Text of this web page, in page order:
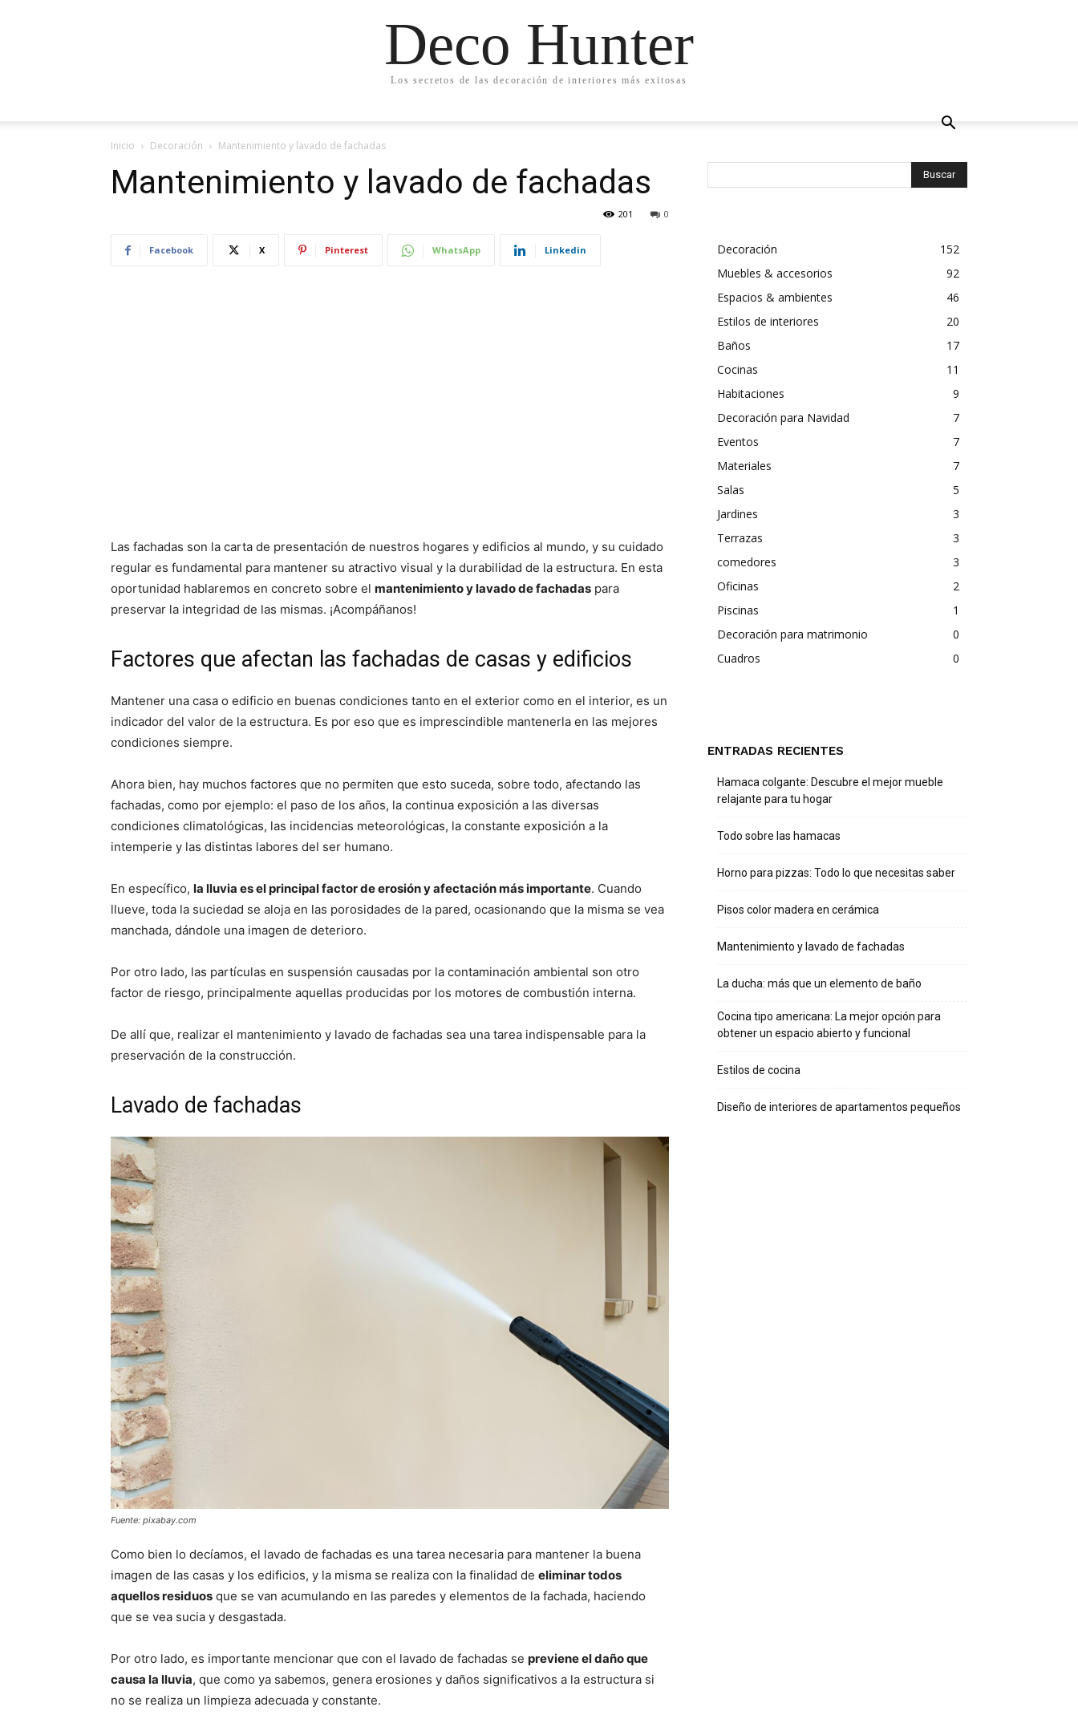
Deco Hunter
Los secretos de las decoración de interiores más exitosas
Inicio Decoración Mantenimiento y lavado de fachadas
Mantenimiento y lavado de fachadas
0
201
Facebook X Pinterest WhatsApp Linkedin
Las fachadas son la carta de presentación de nuestros hogares y edificios al mundo, y su cuidado
regular es fundamental para mantener su atractivo visual y la durabilidad de la estructura. En esta
oportunidad hablaremos en concreto sobre el mantenimiento y lavado de fachadas para
preservar la integridad de las mismas. ¡Acompáñanos!
Factores que afectan las fachadas de casas y edificios
Mantener una casa o edificio en buenas condiciones tanto en el exterior como en el interior, es un
indicador del valor de la estructura. Es por eso que es imprescindible mantenerla en las mejores
condiciones siempre.
Ahora bien, hay muchos factores que no permiten que esto suceda, sobre todo, afectando las
fachadas, como por ejemplo: el paso de los años, la continua exposición a las diversas
condiciones climatológicas, las incidencias meteorológicas, la constante exposición a la
intemperie y las distintas labores del ser humano.
En específico, la lluvia es el principal factor de erosión y afectación más importante. Cuando
llueve, toda la suciedad se aloja en las porosidades de la pared, ocasionando que la misma se vea
manchada, dándole una imagen de deterioro.
Por otro lado, las partículas en suspensión causadas por la contaminación ambiental son otro
factor de riesgo, principalmente aquellas producidas por los motores de combustión interna.
De allí que, realizar el mantenimiento y lavado de fachadas sea una tarea indispensable para la
preservación de la construcción.
Lavado de fachadas
Fuente: pixabay.com
Como bien lo decíamos, el lavado de fachadas es una tarea necesaria para mantener la buena
imagen de las casas y los edificios, y la misma se realiza con la finalidad de eliminar todos
aquellos residuos que se van acumulando en las paredes y elementos de la fachada, haciendo
que se vea sucia y desgastada.
Por otro lado, es importante mencionar que con el lavado de fachadas se previene el daño que
causa la lluvia, que como ya sabemos, genera erosiones y daños significativos a la estructura si
no se realiza un limpieza adecuada y constante.
Decoración
152
Muebles & accesorios
92
Espacios & ambientes
46
Estilos de interiores
20
Baños
17
Cocinas
11
Habitaciones
9
Decoración para Navidad
7
Eventos
7
Materiales
7
Salas
5
Jardines
3
Terrazas
3
comedores
3
Oficinas
2
Piscinas
1
Decoración para matrimonio
0
Cuadros
0
ENTRADAS RECIENTES
Hamaca colgante: Descubre el mejor mueble
relajante para tu hogar
Todo sobre las hamacas
Horno para pizzas: Todo lo que necesitas saber
Pisos color madera en cerámica
Mantenimiento y lavado de fachadas
La ducha: más que un elemento de baño
Cocina tipo americana: La mejor opción para
obtener un espacio abierto y funcional
Estilos de cocina
Diseño de interiores de apartamentos pequeños